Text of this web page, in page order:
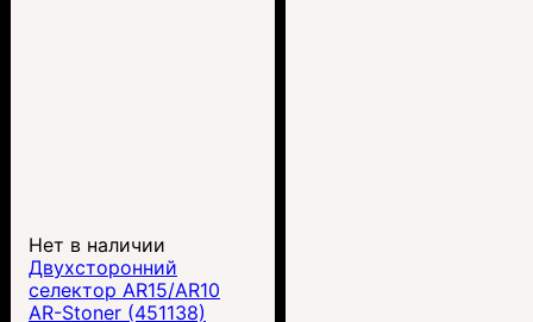
Нет в наличии
Двухсторонний
селектор AR15/AR10
AR-Stoner (451138)